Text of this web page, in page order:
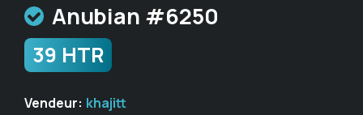
Anubian #6250
39 HTR
Vendeur: khajitt